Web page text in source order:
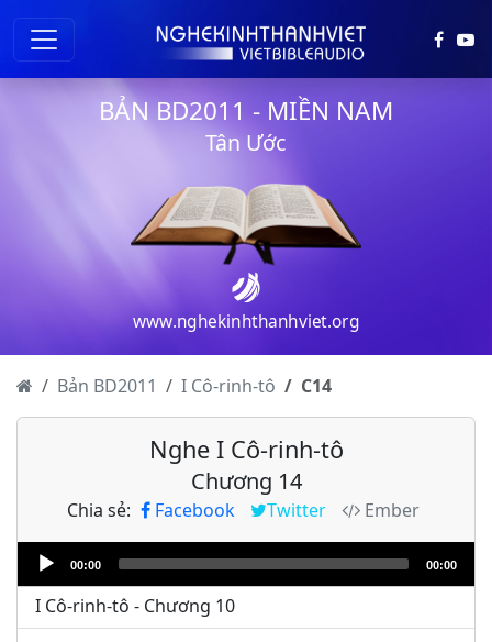
BẢN BD2011 - MIỀN NAM
Tân Ước
www.nghekinhthanhviet.org
Bản BD2011 I Cô-rinh-tô C14
Nghe I Cô-rinh-tô
Chương 14
Chia sẻ: Facebook Twitter
Ember
Audio
Player
00:00 00:00
I Cô-rinh-tô - Chương 1
I Cô-rinh-tô - Chương 2
I Cô-rinh-tô - Chương 3
I Cô-rinh-tô - Chương 4
I Cô-rinh-tô - Chương 5
I Cô-rinh-tô - Chương 6
I Cô-rinh-tô - Chương 7
I Cô-rinh-tô - Chương 8
I Cô-rinh-tô - Chương 9
I Cô-rinh-tô - Chương 10